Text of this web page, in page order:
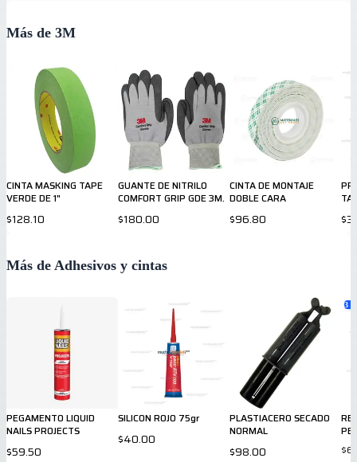
Más de 3M
CINTA MASKING TAPE
VERDE DE 1"
$128.10
GUANTE DE NITRILO
COMFORT GRIP GDE 3M.
$180.00
CINTA DE MONTAJE
DOBLE CARA
$96.80
Más de Adhesivos y cintas
PEGAMENTO LIQUID
NAILS PROJECTS
$59.50
SILICON ROJO 75gr
$40.00
PLASTIACERO SECADO
NORMAL
$98.00
3